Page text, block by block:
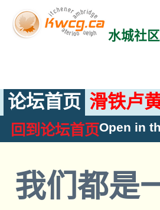
水城社
论坛首页 滑铁卢
回到论坛首页Open in
我们都是